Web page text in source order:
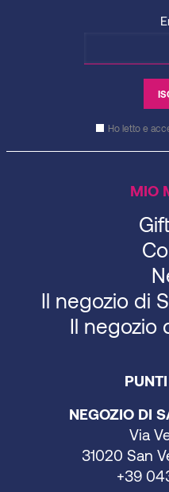
Ho letto e
MIO
Il negozio di
Il negozio
NEGOZIO DI
Via
31020 San
+39